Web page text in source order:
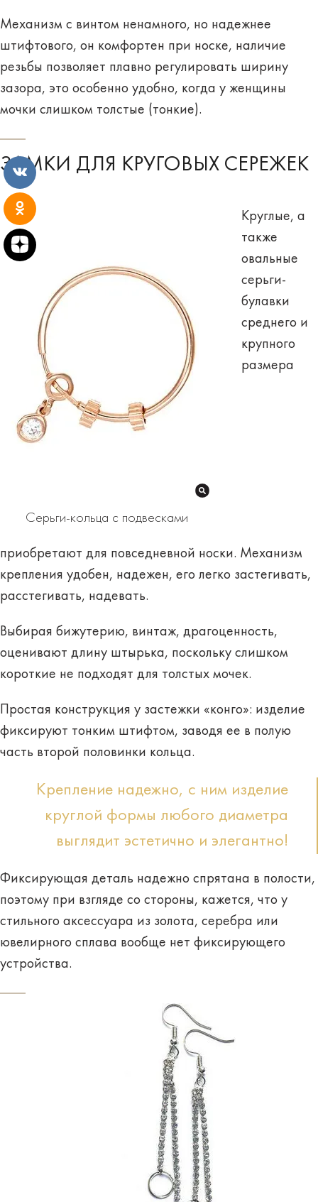
Механизм с винтом ненамного, но надежнее
штифтового, он комфортен при носке, наличие
резьбы позволяет плавно регулировать ширину
зазора, это особенно удобно, когда у женщины
мочки слишком толстые (тонкие).
ЗАМКИ ДЛЯ КРУГОВЫХ СЕРЕЖЕК
Серьги-кольца с подвесками
Круглые, а
также
овальные
серьги-
булавки
среднего и
крупного
размера
приобретают для повседневной носки. Механизм
крепления удобен, надежен, его легко застегивать,
расстегивать, надевать.
Выбирая бижутерию, винтаж, драгоценность,
оценивают длину штырька, поскольку слишком
короткие не подходят для толстых мочек.
Простая конструкция у застежки «конго»: изделие
фиксируют тонким штифтом, заводя ее в полую
часть второй половинки кольца.
Крепление надежно, с ним изделие
круглой формы любого диаметра
выглядит эстетично и элегантно!
Фиксирующая деталь надежно спрятана в полости,
поэтому при взгляде со стороны, кажется, что у
стильного аксессуара из золота, серебра или
ювелирного сплава вообще нет фиксирующего
устройства.